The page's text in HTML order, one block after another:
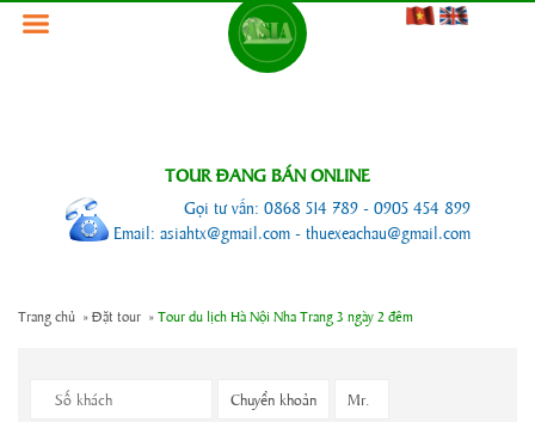
TOUR ĐANG BÁN ONLINE
Gọi tư vấn: 0868 514 789 - 0905 454 899
Email: asiahtx@gmail.com - thuexeachau@gmail.com
Trang chủ »Đặt tour »Tour du lịch Hà Nội Nha Trang 3 ngày 2 đêm